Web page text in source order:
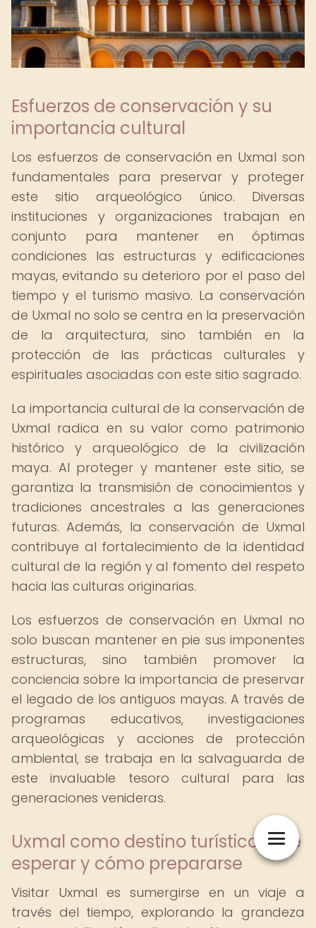
Esfuerzos de conservación y su
importancia cultural
Los esfuerzos de conservación en Uxmal son
fundamentales para preservar y proteger
este sitio arqueológico único. Diversas
instituciones y organizaciones trabajan en
conjunto para mantener en óptimas
condiciones las estructuras y edificaciones
mayas, evitando su deterioro por el paso del
tiempo y el turismo masivo. La conservación
de Uxmal no solo se centra en la preservación
de la arquitectura, sino también en la
protección de las prácticas culturales y
espirituales asociadas con este sitio sagrado.
La importancia cultural de la conservación de
Uxmal radica en su valor como patrimonio
histórico y arqueológico de la civilización
maya. Al proteger y mantener este sitio, se
garantiza la transmisión de conocimientos y
tradiciones ancestrales a las generaciones
futuras. Además, la conservación de Uxmal
contribuye al fortalecimiento de la identidad
cultural de la región y al fomento del respeto
hacia las culturas originarias.
Los esfuerzos de conservación en Uxmal no
solo buscan mantener en pie sus imponentes
estructuras, sino también promover la
conciencia sobre la importancia de preservar
el legado de los antiguos mayas. A través de
programas educativos, investigaciones
arqueológicas y acciones de protección
ambiental, se trabaja en la salvaguarda de
este invaluable tesoro cultural para las
generaciones venideras.
Uxmal como destino turístico: Qué
esperar y cómo prepararse
Visitar Uxmal es sumergirse en un viaje a
través del tiempo, explorando la grandeza